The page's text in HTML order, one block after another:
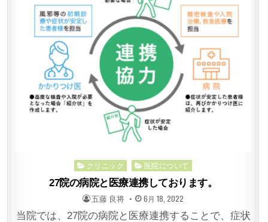
Posted
in
クリニック 医院について
27院の病院と医療連携しております。
POSTED
BY
五藤 良将 POSTED
ON
6月 18, 2022
当院では、27院の病院と医療連携することで、症状